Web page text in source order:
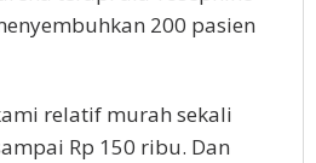
200 pasien
relatif murah sekali
Rp 150 ribu. Dan